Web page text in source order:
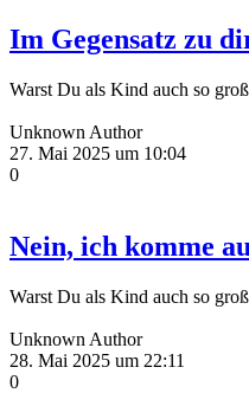
Im Gegensatz zu
Warst Du als Kind auch so
Unknown Author
27. Mai 2025 um 10:04
0
Nein, ich komme
Warst Du als Kind auch so
Unknown Author
28. Mai 2025 um 22:11
0